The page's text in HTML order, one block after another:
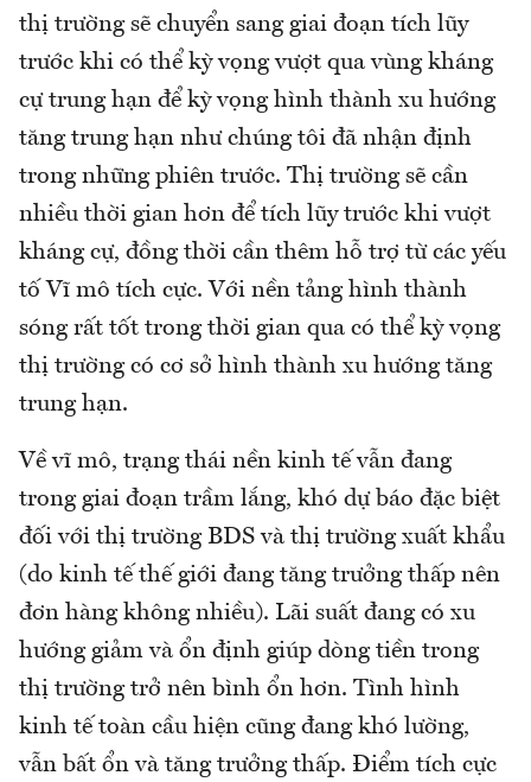
thị trường sẽ chuyển sang giai đoạn tích lũy
trước khi có thể kỳ vọng vượt qua vùng kháng
cự trung hạn để kỳ vọng hình thành xu hướng
tăng trung hạn như chúng tôi đã nhận định
trong những phiên trước. Thị trường sẽ cần
nhiều thời gian hơn để tích lũy trước khi vượt
kháng cự, đồng thời cần thêm hỗ trợ từ các yếu
tố Vĩ mô tích cực. Với nền tảng hình thành
sóng rất tốt trong thời gian qua có thể kỳ vọng
thị trường có cơ sở hình thành xu hướng tăng
trung hạn.
Về vĩ mô, trạng thái nền kinh tế vẫn đang
trong giai đoạn trầm lắng, khó dự báo đặc biệt
đối với thị trường BDS và thị trường xuất khẩu
(do kinh tế thế giới đang tăng trưởng thấp nên
đơn hàng không nhiều). Lãi suất đang có xu
hướng giảm và ổn định giúp dòng tiền trong
thị trường trở nên bình ổn hơn. Tình hình
kinh tế toàn cầu hiện cũng đang khó lường,
vẫn bất ổn và tăng trưởng thấp. Điểm tích cực